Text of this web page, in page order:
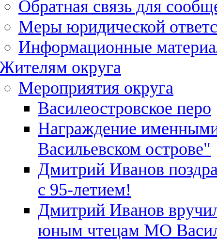
Обратная связь для
Меры юридической
Информационные
округа
Мероприятия округа
Василеостровское перо
Награждение
Васильевском острове"
Дмитрий Иванов
с 95-летием!
Дмитрий Иванов
юным чтецам МО